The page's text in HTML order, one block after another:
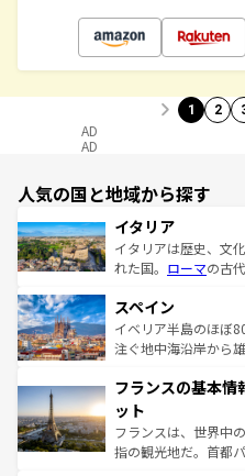
1 2
AD
AD
人気の国と地域から探す
イタリア
イタリアは歴史、文
れた国。 ローマの古
ろん、トスカーナの
景など、自然景観も
ピザやパスタなど、
ませてくれるイタリ
なお、新着のイタリア
しい。
スペイン
イベリア半島のほぼ
注ぐ地中海沿岸から
文化が根付くこの国
れる闘牛、そして美
る。首都マドリード
アートに溢れた街角
フランスの基本情
ット
フランスは、世界中
指の観光地だ。首都